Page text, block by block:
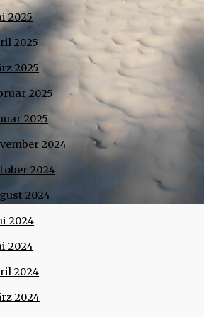
2025
2025
2025
2025
2025
2024
2024
2024
2024
2024
2024
2024